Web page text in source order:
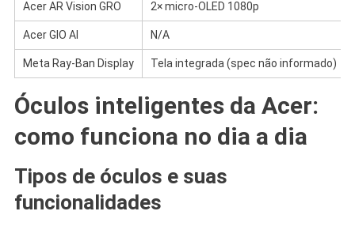
Acer AR Vision GRO 2× micro-OLED 1080p
Acer GIO AI N/A
Meta Ray-Ban Display Tela integrada (spec não informado)
Óculos inteligentes da Acer:
como funciona no dia a dia
Tipos de óculos e suas
funcionalidades